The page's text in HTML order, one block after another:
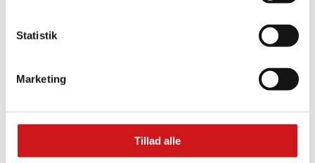
Statistik
Marketing
Tillad alle